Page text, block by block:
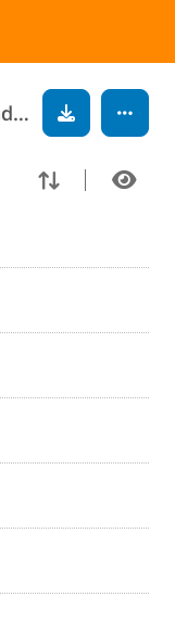
2015 Geschichtsstunde mit Stephan Weil